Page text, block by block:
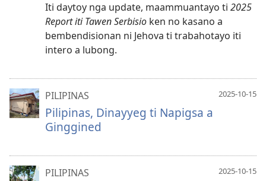
Iti daytoy nga update, maammuantayo ti 2025
Report iti Tawen Serbisio ken no kasano a
bembendisionan ni Jehova ti trabahotayo iti
intero a lubong.
2025-10-15
PILIPINAS
Pilipinas, Dinayyeg ti Napigsa a
Ginggined
2025-10-15
PILIPINAS